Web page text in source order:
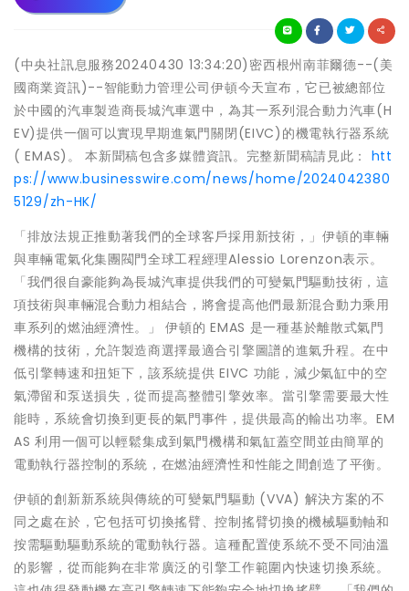
(中央社訊息服務20240430 13:34:20)密西根州南菲爾德--(美
國商業資訊)--智能動力管理公司伊頓今天宣布，它已被總部位
於中國的汽車製造商長城汽車選中，為其一系列混合動力汽車(H
EV)提供一個可以實現早期進氣門關閉(EIVC)的機電執行器系統
( EMAS)。 本新聞稿包含多媒體資訊。完整新聞稿請見此： htt
ps://www.businesswire.com/news/home/2024042380
5129/zh-HK/
「排放法規正推動著我們的全球客戶採用新技術，」伊頓的車輛
與車輛電氣化集團閥門全球工程經理Alessio Lorenzon表示。
「我們很自豪能夠為長城汽車提供我們的可變氣門驅動技術，這
項技術與車輛混合動力相結合，將會提高他們最新混合動力乘用
車系列的燃油經濟性。」 伊頓的 EMAS 是一種基於離散式氣門
機構的技術，允許製造商選擇最適合引擎圖譜的進氣升程。在中
低引擎轉速和扭矩下，該系統提供 EIVC 功能，減少氣缸中的空
氣滯留和泵送損失，從而提高整體引擎效率。當引擎需要最大性
能時，系統會切換到更長的氣門事件，提供最高的輸出功率。EM
AS 利用一個可以輕鬆集成到氣門機構和氣缸蓋空間並由簡單的
電動執行器控制的系統，在燃油經濟性和性能之間創造了平衡。
伊頓的創新新系統與傳統的可變氣門驅動 (VVA) 解決方案的不
同之處在於，它包括可切換搖臂、控制搖臂切換的機械驅動軸和
按需驅動驅動系統的電動執行器。這種配置使系統不受不同油溫
的影響，從而能夠在非常廣泛的引擎工作範圍內快速切換系統。